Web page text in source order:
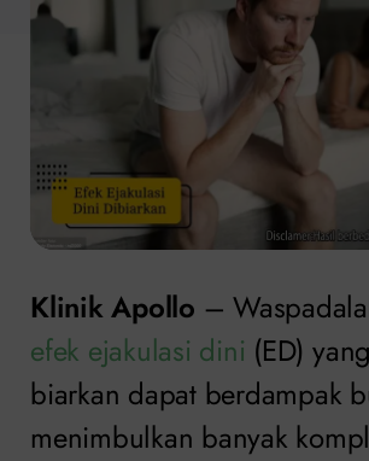
Klinik Apollo –
efek ejakulasi dini (ED)
biarkan dapat berdampak
menimbulkan banyak